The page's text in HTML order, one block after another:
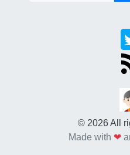
© 2026 All
Made with ❤